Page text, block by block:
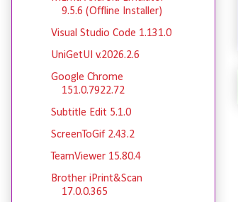
9.5.6 (Offline Installer)
Visual Studio Code 1.131.0
UniGetUI v.2026.2.6
Google Chrome
151.0.7922.72
Subtitle Edit 5.1.0
ScreenToGif 2.43.2
TeamViewer 15.80.4
Brother iPrint&Scan
17.0.0.365